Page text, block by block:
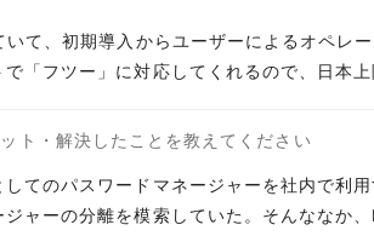
て、初期導入からユーザーによるオペレー
「フツー」に対応してくれるので、日本上
ト・解決したことを教えてください
てのパスワードマネージャーを社内で利
ジャーの分離を模索していた。そんななか